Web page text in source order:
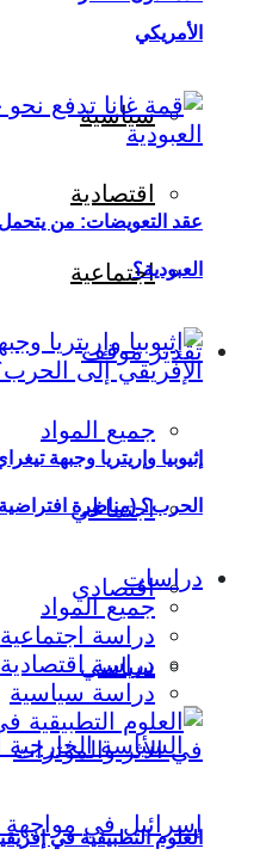
سياسية
اقتصادية
اجتماعية
تقدير موقف
جميع المواد
اجتماعي
اقتصادي
سياسي
الأمريكي
عقد التعويضات: من
العبودية؟
إثيوبيا وإريتريا وجبهة
الحرب؟ (مناظرة
دراسات
جميع المواد
دراسة اجتماعية
دراسة اقتصادية
دراسة سياسية
العلوم التطبيقية في